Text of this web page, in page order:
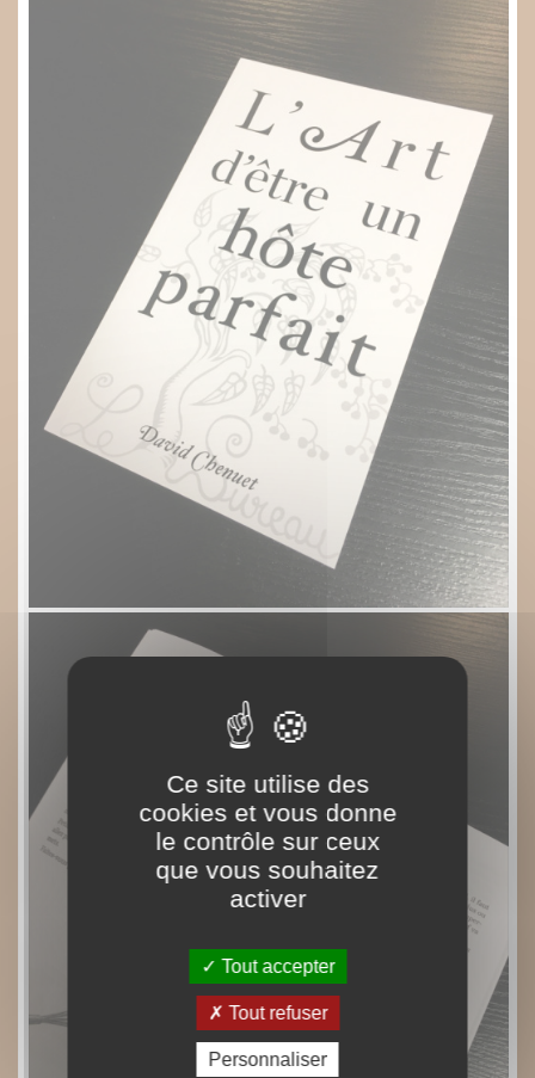
Ce site utilise des
cookies et vous donne
le contrôle sur ceux
que vous souhaitez
activer
Tout accepter
Tout refuser
Personnaliser